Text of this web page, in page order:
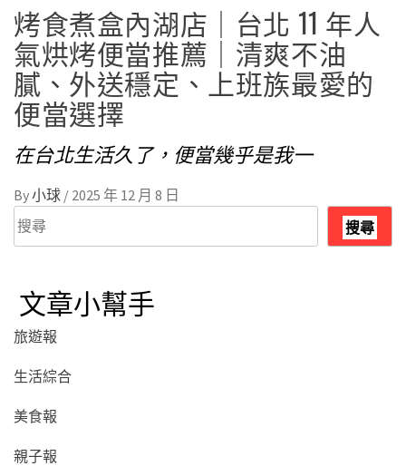
烤食煮盒內湖店｜台北 11 年人
氣烘烤便當推薦｜清爽不油
膩、外送穩定、上班族最愛的
便當選擇
在台北生活久了，便當幾乎是我一
By小球 / 2025 年 12 月 8 日
搜
尋
搜尋
文章小幫手
旅遊報
生活綜合
美食報
親子報